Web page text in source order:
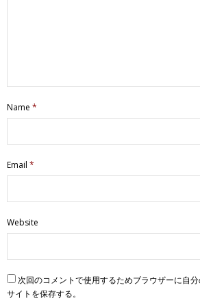
Name *
Email *
Website
次回のコメントで使用するためブラウザーに自分
サイトを保存する。